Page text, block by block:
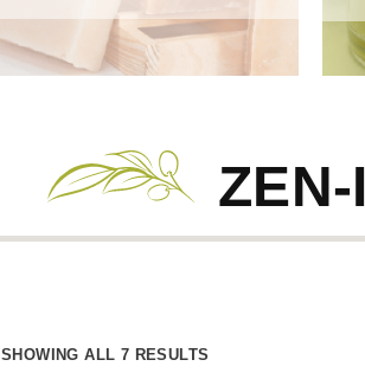
SHOWING ALL 7 RESULTS